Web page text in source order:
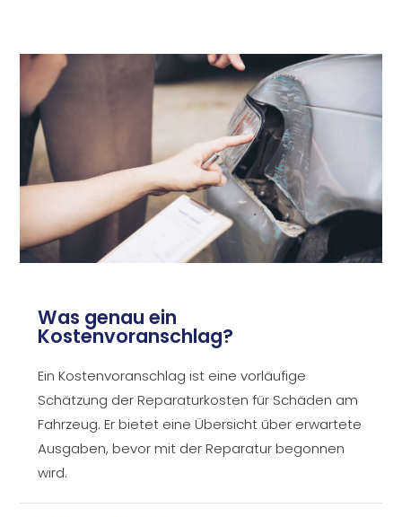
Was genau ein
Kostenvoranschlag?
Ein Kostenvoranschlag ist eine vorläufige
Schätzung der Reparaturkosten für Schäden am
Fahrzeug. Er bietet eine Übersicht über erwartete
Ausgaben, bevor mit der Reparatur begonnen
wird.